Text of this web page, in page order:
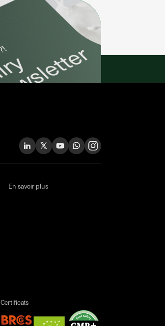
En savoir plus
Certificats